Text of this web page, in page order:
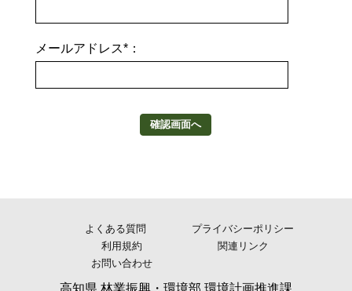
メールアドレス*：
確認画面へ
よくある質問
プライバシーポリシー
利用規約
関連リンク
お問い合わせ
高知県 林業振興・環境部 環境計画推進課